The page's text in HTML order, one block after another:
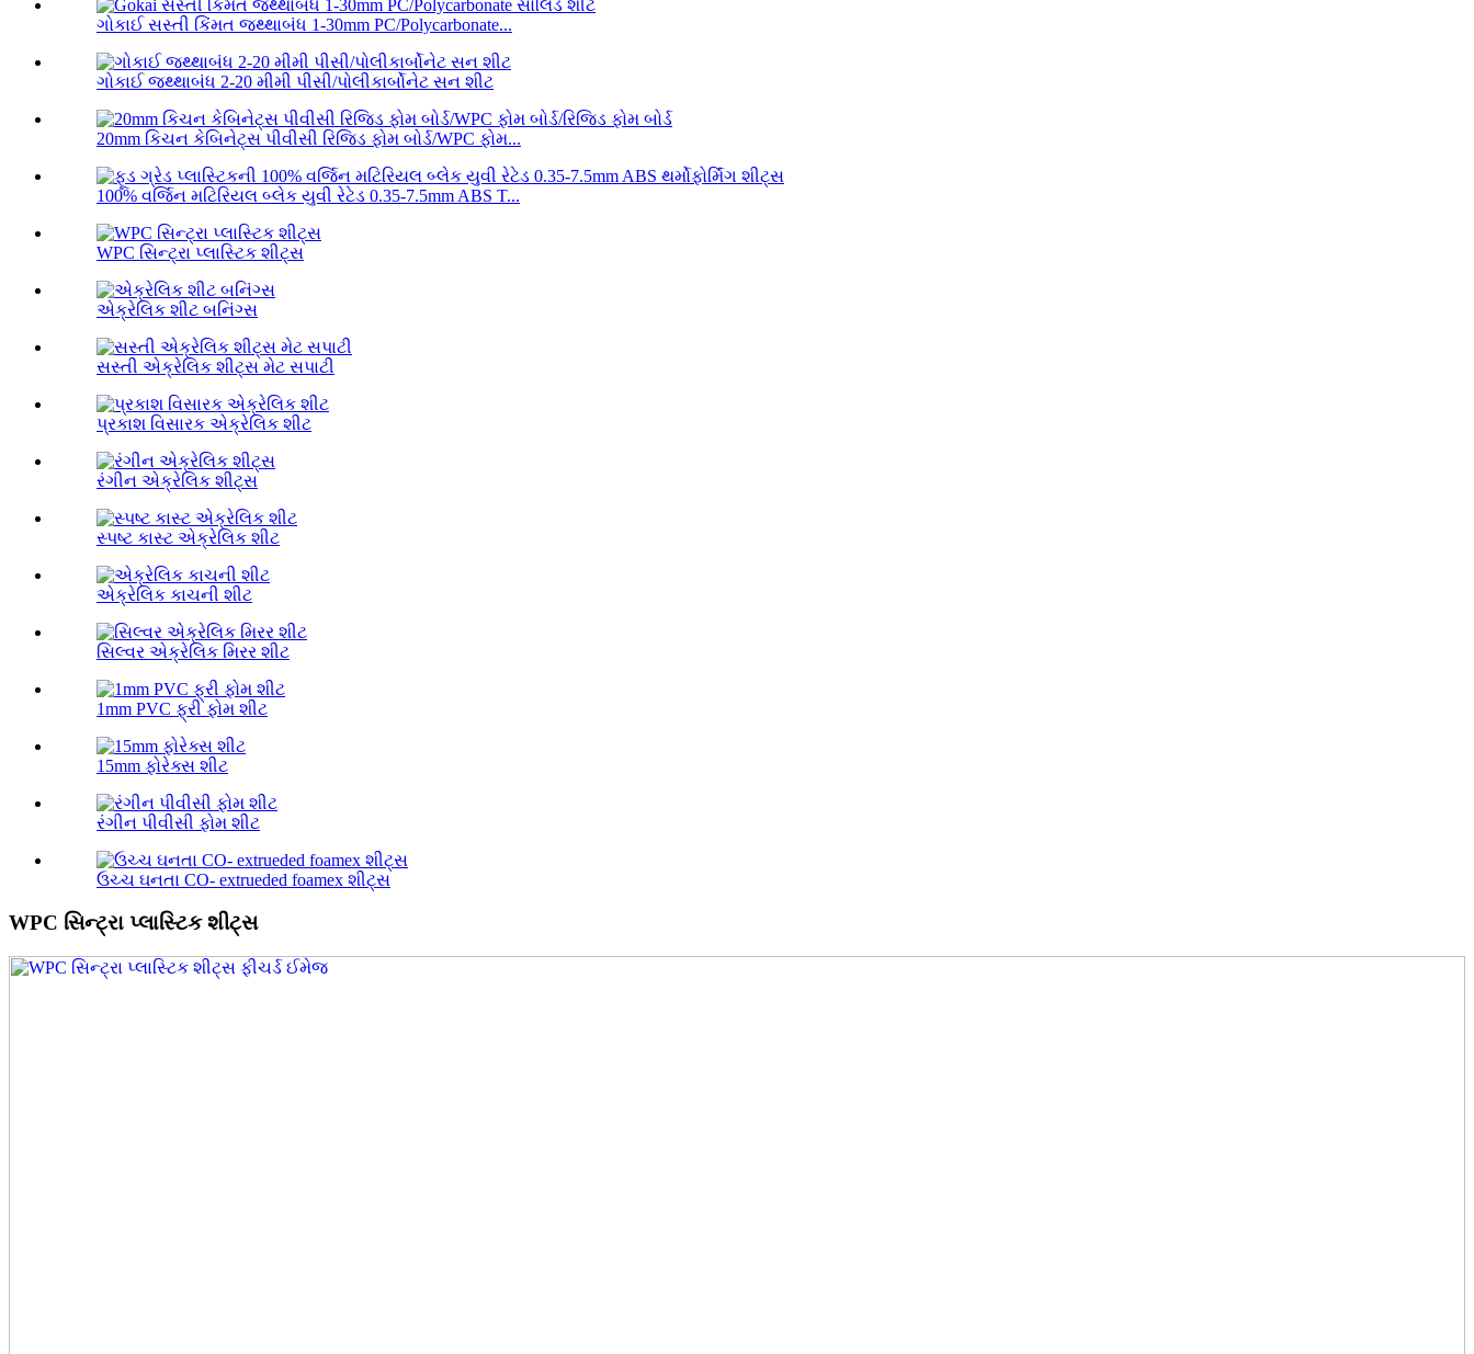
ગોકાઈ સસ્તી કિંમત જથ્થાબંધ 1-30mm PC/Polycarbonate...
ગોકાઈ જથ્થાબંધ 2-20 મીમી પીસી/પોલીકાર્બોનેટ સન શીટ
20mm કિચન કેબિનેટ્સ પીવીસી રિજિડ ફોમ બોર્ડ/WPC ફોમ...
100% વર્જિન મટિરિયલ બ્લેક યુવી રેટેડ 0.35-7.5mm ABS T...
WPC સિન્ટ્રા પ્લાસ્ટિક શીટ્સ
એક્રેલિક શીટ બનિંગ્સ
સસ્તી એક્રેલિક શીટ્સ મેટ સપાટી
પ્રકાશ વિસારક એક્રેલિક શીટ
રંગીન એક્રેલિક શીટ્સ
સ્પષ્ટ કાસ્ટ એક્રેલિક શીટ
એક્રેલિક કાચની શીટ
સિલ્વર એક્રેલિક મિરર શીટ
1mm PVC ફ્રી ફોમ શીટ
15mm ફોરેક્સ શીટ
રંગીન પીવીસી ફોમ શીટ
ઉચ્ચ ઘનતા CO- extrueded foamex શીટ્સ
WPC સિન્ટ્રા પ્લાસ્ટિક શીટ્સ